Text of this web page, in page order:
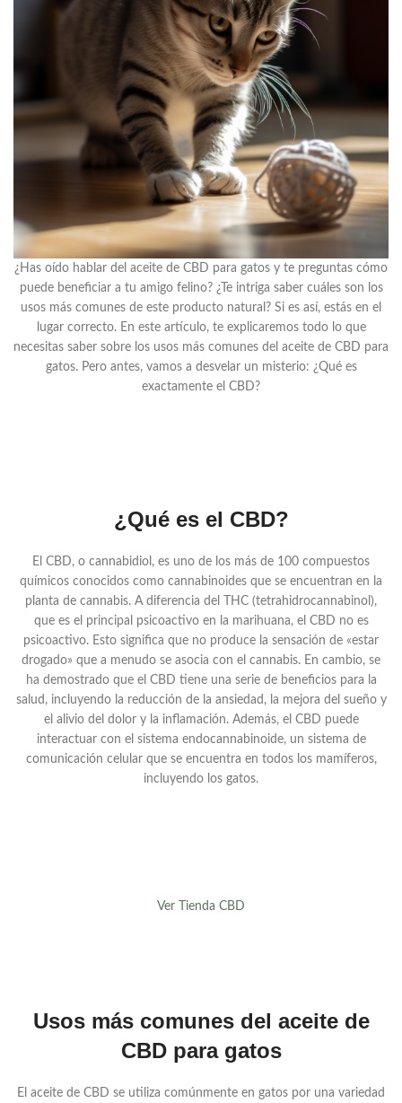
¿Has oído hablar del aceite de CBD para gatos y te preguntas cómo
puede beneficiar a tu amigo felino? ¿Te intriga saber cuáles son los
usos más comunes de este producto natural? Si es así, estás en el
lugar correcto. En este artículo, te explicaremos todo lo que
necesitas saber sobre los usos más comunes del aceite de CBD para
gatos. Pero antes, vamos a desvelar un misterio: ¿Qué es
exactamente el CBD?
¿Qué es el CBD?
El CBD, o cannabidiol, es uno de los más de 100 compuestos
químicos conocidos como cannabinoides que se encuentran en la
planta de cannabis. A diferencia del THC (tetrahidrocannabinol),
que es el principal psicoactivo en la marihuana, el CBD no es
psicoactivo. Esto significa que no produce la sensación de «estar
drogado» que a menudo se asocia con el cannabis. En cambio, se
ha demostrado que el CBD tiene una serie de beneficios para la
salud, incluyendo la reducción de la ansiedad, la mejora del sueño y
el alivio del dolor y la inflamación. Además, el CBD puede
interactuar con el sistema endocannabinoide, un sistema de
comunicación celular que se encuentra en todos los mamíferos,
incluyendo los gatos.
Ver Tienda CBD
Usos más comunes del aceite de
CBD para gatos
El aceite de CBD se utiliza comúnmente en gatos por una variedad